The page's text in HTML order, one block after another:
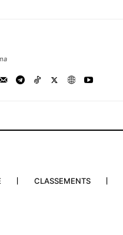
CLASSEMENTS